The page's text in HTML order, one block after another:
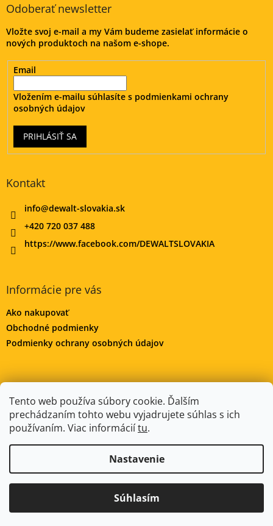
Tento web používa súbory cookie. Ďalším
prechádzaním tohto webu vyjadrujete súhlas s ich
používaním. Viac informáciítu.
Nastavenie
Súhlasím
e
p
r
y
v
s
Odoberať newsletter
Vložte svoj e-mail a my Vám budeme zasielať informácie o
nových produktoch na našom e-shope.
Email
Vložením e-mailu súhlasíte s podmienkami ochrany
osobných údajov
PRIHLÁSIŤ SA
Kontakt
info@dewalt-slovakia.sk
+420 720 037 488
https://www.facebook.com/DEWALTSLOVAKIA
Informácie pre vás
Ako nakupovať
Obchodné podmienky
Podmienky ochrany osobných údajov
Copyright 2026DeWALT-SLOVAKIA.SK. Všetky práva
Upraviť nastavenie cookies